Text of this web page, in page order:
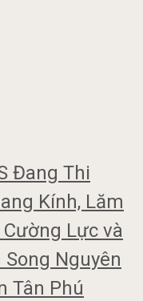
Đang Thi
Kính, Lăm
Lực và
Nguyên
Tân Phú